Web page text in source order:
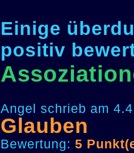
Einige
positiv
Angel schrieb am
Glauben
Bewertung: 5